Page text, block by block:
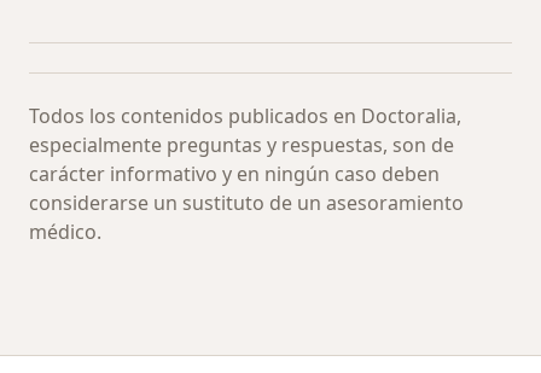
Todos los contenidos publicados en Doctoralia,
especialmente preguntas y respuestas, son de
carácter informativo y en ningún caso deben
considerarse un sustituto de un asesoramiento
médico.